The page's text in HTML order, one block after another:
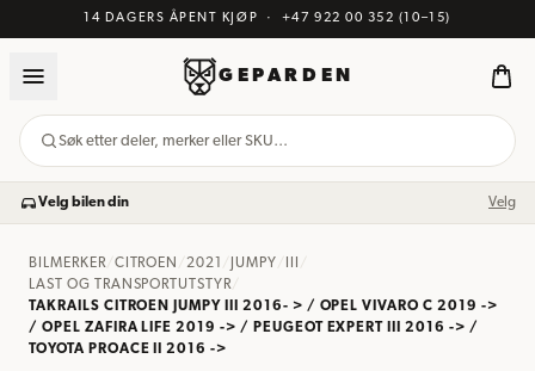
14 DAGERS ÅPENT KJØP · +47 922 00 352 (10–15)
GEPARDEN
Søk etter deler, merker eller SKU…
Velg bilen din Velg
BILMERKER/ CITROEN /2021 JUMPY
LAST OG TRANSPORTUTSTYR
TAKRAILS CITROEN JUMPY III 2016- > / OPEL VIVARO C 2019 ->
/ OPEL ZAFIRA LIFE 2019 -> / PEUGEOT EXPERT III 2016 -> /
TOYOTA PROACE II 2016 ->